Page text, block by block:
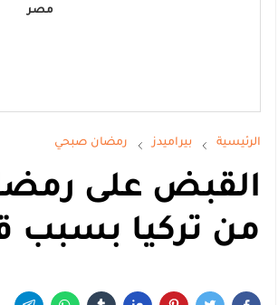
مصر
الرئيسية بيراميدز رمضان صبحي
القبض على
من تركيا بسبب